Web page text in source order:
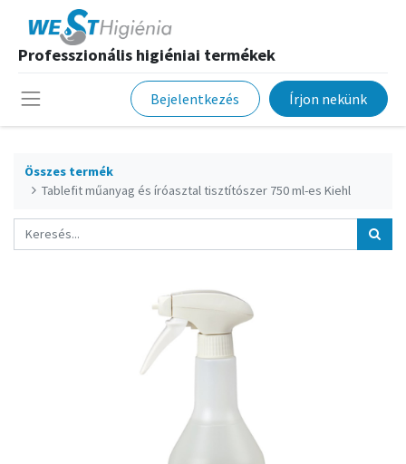
Professzionális higiéniai termékek
Bejelentkezés Írjon nekünk
Összes termék
Tablefit műanyag és íróasztal tisztítószer 750 ml-es Kiehl